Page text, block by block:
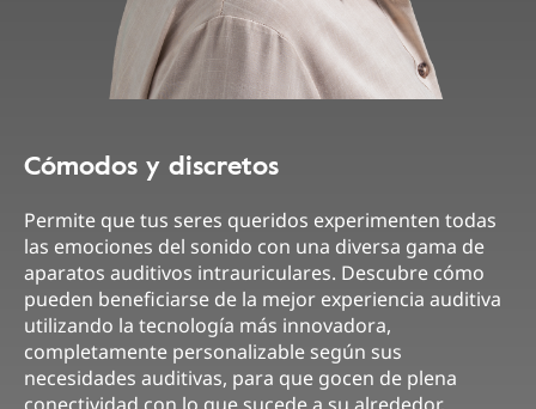
Cómodos y discretos
Permite que tus seres queridos experimenten todas
las emociones del sonido con una diversa gama de
aparatos auditivos intrauriculares. Descubre cómo
pueden beneficiarse de la mejor experiencia auditiva
utilizando la tecnología más innovadora,
completamente personalizable según sus
necesidades auditivas, para que gocen de plena